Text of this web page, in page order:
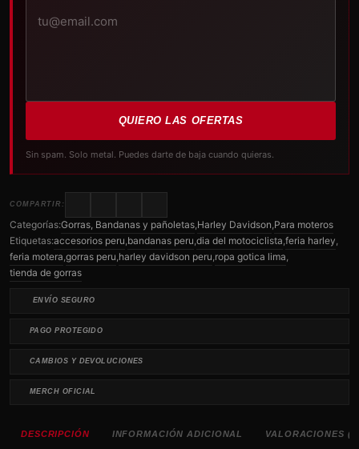
QUIERO LAS OFERTAS
Sin spam. Solo metal. Puedes darte de baja cuando quieras.
COMPARTIR:
Categorías:Gorras, Bandanas y pañoletas Harley Davidson Para moteros
Etiquetas:accesorios peru bandanas peru dia del motociclista feria harley
feria motera gorras peru harley davidson peru ropa gotica lima
tienda de gorras
ENVÍO SEGURO
PAGO PROTEGIDO
CAMBIOS Y DEVOLUCIONES
MERCH OFICIAL
DESCRIPCIÓN INFORMACIÓN ADICIONAL VALORACIONES